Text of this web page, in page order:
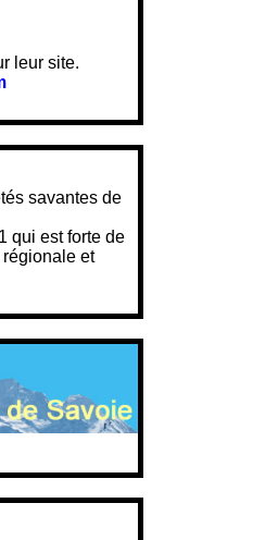
leur site.
savantes de
qui est forte de
et